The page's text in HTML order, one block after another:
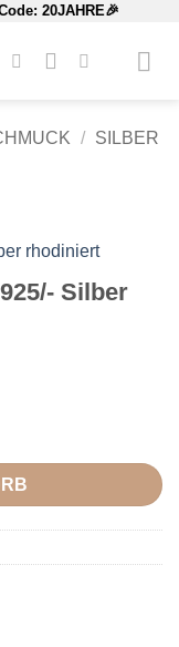
20JAHRE🎉
/ SILBER
Silber
Menge